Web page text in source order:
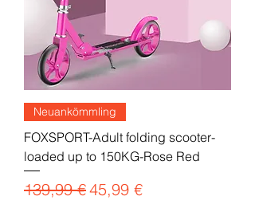
Neuankömmling
FOXSPORT-Adult folding scooter-
loaded up to 150KG-Rose Red
Standardpreis
139,99 €Sale-Preis
45,99 €